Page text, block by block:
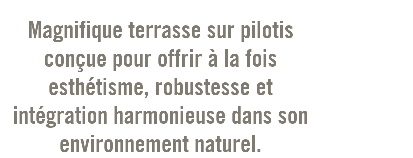
Magnifique terrasse sur pilotis
conçue pour offrir à la fois
esthétisme, robustesse et
intégration harmonieuse dans son
environnement naturel.